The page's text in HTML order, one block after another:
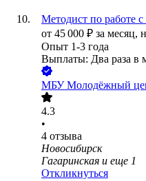
Методист по работе
от 45 000 ₽ за месяц,
Опыт 1-3 года
Выплаты: Два раза в
МБУ Молодёжный
4.3
•
4 отзыва
Новосибирск
Гагаринская и еще 1
Откликнуться